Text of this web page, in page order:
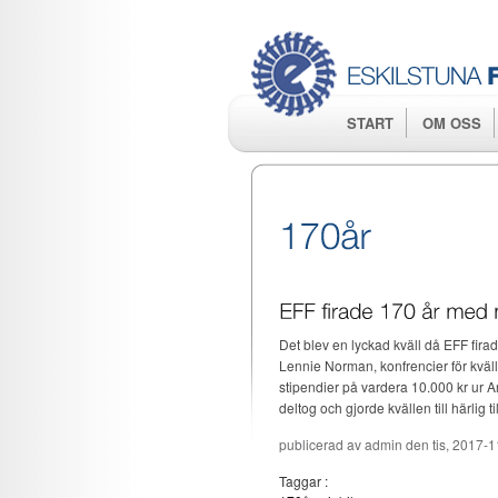
START OM OSS
Det blev en lyckad kväll då EFF
Lennie Norman, konfrencier för
stipendier på vardera 10.000 kr ur
deltog och gjorde kvällen till härlig
publicerad avadmin den tis, 2017-
Taggar :